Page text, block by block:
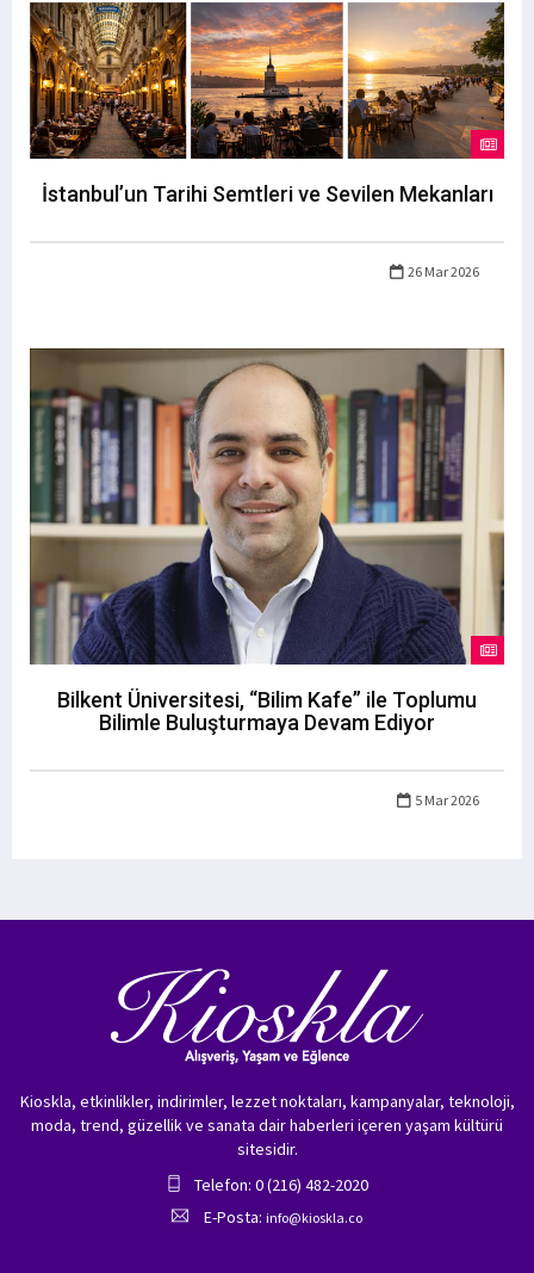
İstanbul’un Tarihi Semtleri ve Sevilen Mekanları
26 Mar 2026
Bilkent Üniversitesi, “Bilim Kafe” ile Toplumu
Bilimle Buluşturmaya Devam Ediyor
5 Mar 2026
Kioskla, etkinlikler, indirimler, lezzet noktaları, kampanyalar, teknoloji,
moda, trend, güzellik ve sanata dair haberleri içeren yaşam kültürü
sitesidir.
Telefon: 0 (216) 482-2020
E-Posta: info@kioskla.co